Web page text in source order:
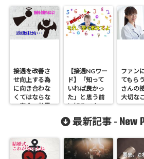
接遇を改善さ
せ向上する為
に向き合わな
くてはならな
い宿命の効果
【接遇NGワー
ド】「知って
いれば良かっ
た」と思う前
に知るべきこ
ファン
てもら
さんの
大切な
最新記事 - New